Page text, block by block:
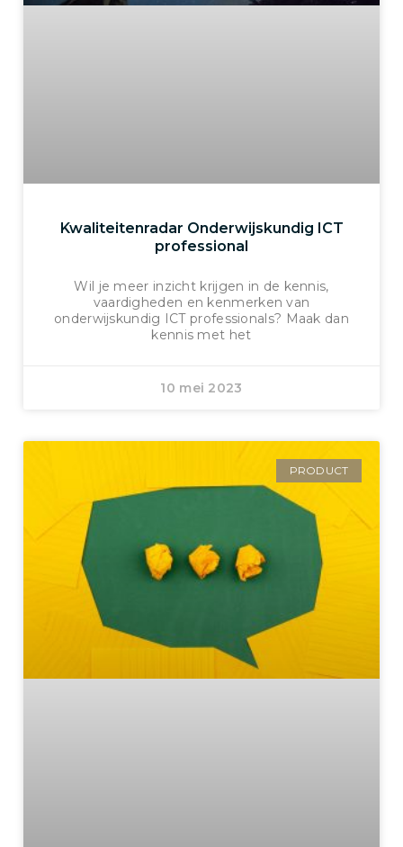
Kwaliteitenradar Onderwijskundig ICT
professional
Wil je meer inzicht krijgen in de kennis,
vaardigheden en kenmerken van
onderwijskundig ICT professionals? Maak dan
kennis met het
10 mei 2023
PRODUCT